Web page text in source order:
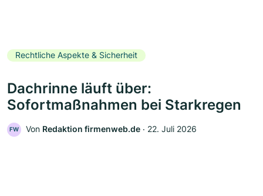
Rechtliche Aspekte & Sicherheit
Dachrinne läuft über:
Sofortmaßnahmen bei Starkregen
FW Von Redaktion firmenweb.de ‧ 22. Juli 2026